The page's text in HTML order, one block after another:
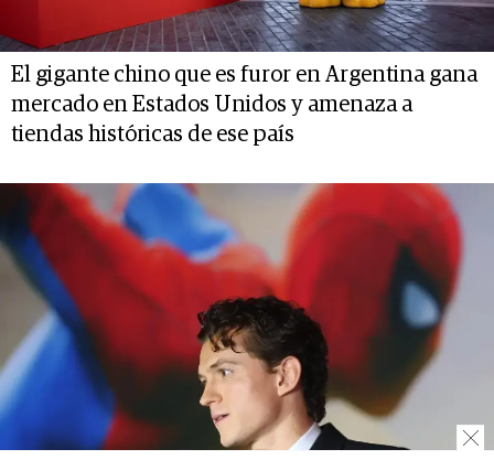
El gigante chino que es furor en Argentina gana
mercado en Estados Unidos y amenaza a
tiendas históricas de ese país